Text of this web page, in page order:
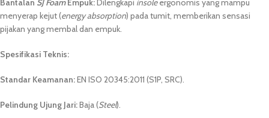
menyerap kejut (energy absorption) pada tumit, memberikan sensasi
pijakan yang membal dan empuk.
Spesifikasi Teknis:
Standar Keamanan:EN ISO 20345:2011 (S1P, SRC).
Pelindung Ujung Jari:Baja (Steel).